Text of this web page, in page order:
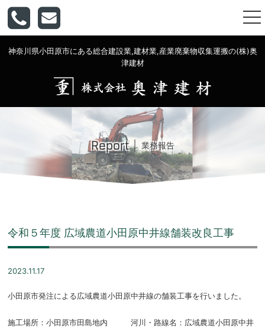
神奈川県小田原市にある総合建設業,建材業,産業廃棄物収集運搬の(株)奥
津建材
Report 業務報告
令和５年度 広域農道小田原中井線舗装改良工事
2023.11.17
小田原市発注による広域農道小田原中井線の舗装工事を行いました。
施工場所：小田原市田島地内 河川・路線名：広域農道小田原中井